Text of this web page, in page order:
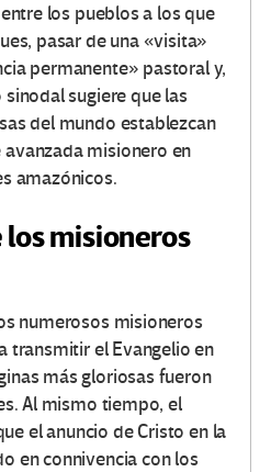
los pueblos a los que
pasar de una «visita»
permanente» pastoral y,
sugiere que las
del mundo establezcan
misionero en
amazónicos.
misioneros
numerosos misioneros
transmitir el Evangelio en
más gloriosas fueron
Al mismo tiempo, el
el anuncio de Cristo en la
en connivencia con los